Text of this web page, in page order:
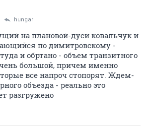
hungar
на плановой-дуси ковальчук и
по димитровскому -
и обртано - объем транзитного
большой, причем именно
все напроч стопорят. Ждем-
объезда - реально это
разгружено